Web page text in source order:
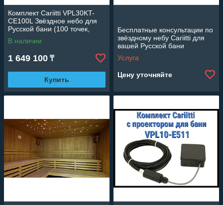
Комплект Cariitti VPL30KT-
CE100L Звёздное небо для
Русской бани (100 точек,
эффект калейдоскопа)
В наличии
1 649 100 ₸
Купить
Бесплатные консультации по
звёздному небу Cariitti для
вашей Русской бани
Услуга
Цену уточняйте